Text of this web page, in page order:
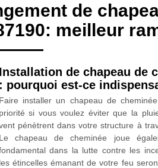
de
meilleur
Installation de chapeau de
: pourquoi est-ce
Faire installer un chapeau de
priorité si vous voulez éviter que la
pénètrent dans votre structure à
Le chapeau de cheminée joue
dans la lutte contre les
les étincelles émanant de votre feu